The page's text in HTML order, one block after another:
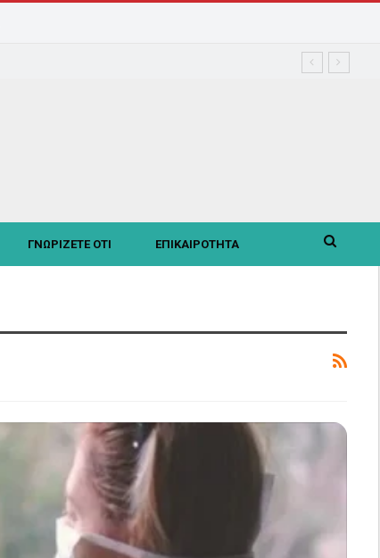
ΓΝΩΡΙΖΕΤΕ ΟΤΙ ΕΠΙΚΑΙΡΟΤΗΤΑ